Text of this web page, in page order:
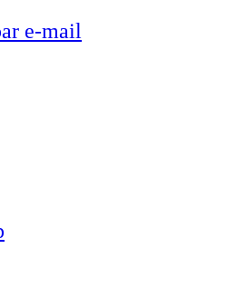
e-mail